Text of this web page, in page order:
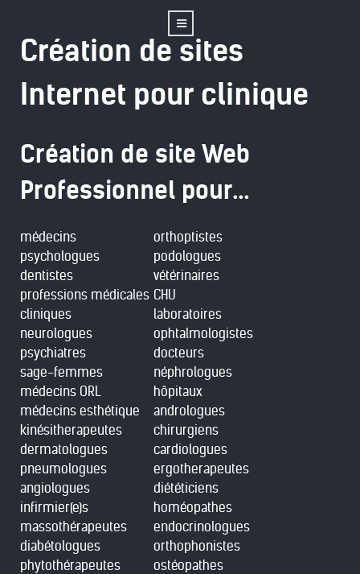
Création de sites
Internet pour clinique
Création de site Web
Professionnel pour...
médecins
psychologues
dentistes
professions médicales
cliniques
neurologues
psychiatres
sage-femmes
médecins ORL
médecins esthétique
kinésitherapeutes
dermatologues
pneumologues
angiologues
infirmier(e)s
massothérapeutes
diabétologues
phytothérapeutes
orthoptistes
podologues
vétérinaires
CHU
laboratoires
ophtalmologistes
docteurs
néphrologues
hôpitaux
andrologues
chirurgiens
cardiologues
ergotherapeutes
diététiciens
homéopathes
endocrinologues
orthophonistes
ostéopathes